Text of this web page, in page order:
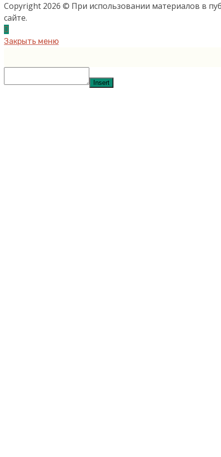
Copyright 2026 © При использовании материалов в
сайте.
Закрыть меню
Insert